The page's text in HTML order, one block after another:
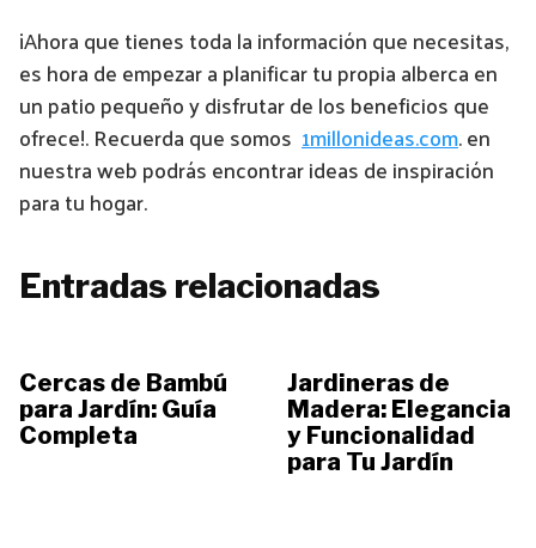
¡Ahora que tienes toda la información que necesitas,
es hora de empezar a planificar tu propia alberca en
un patio pequeño y disfrutar de los beneficios que
ofrece!. Recuerda que somos 1millonideas.com. en
nuestra web podrás encontrar ideas de inspiración
para tu hogar.
Entradas relacionadas
Cercas de Bambú
para Jardín: Guía
Completa
Jardineras de
Madera: Elegancia
y Funcionalidad
para Tu Jardín